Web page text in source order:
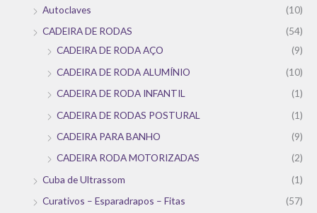
Autoclaves
(10)
CADEIRA DE RODAS
(54)
CADEIRA DE RODA AÇO
(9)
CADEIRA DE RODA ALUMÍNIO
(10)
CADEIRA DE RODA INFANTIL
(1)
CADEIRA DE RODAS POSTURAL
(1)
CADEIRA PARA BANHO
(9)
CADEIRA RODA MOTORIZADAS
(2)
Cuba de Ultrassom
(1)
Curativos – Esparadrapos – Fitas
(57)